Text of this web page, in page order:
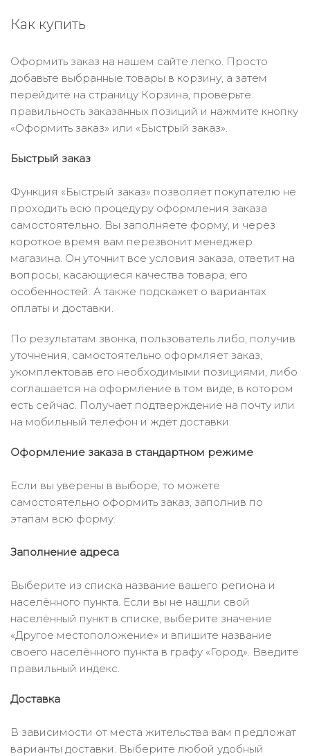
Как купить
Оформить заказ на нашем сайте легко. Просто
добавьте выбранные товары в корзину, а затем
перейдите на страницу Корзина, проверьте
правильность заказанных позиций и нажмите кнопку
«Оформить заказ» или «Быстрый заказ».
Быстрый заказ
Функция «Быстрый заказ» позволяет покупателю не
проходить всю процедуру оформления заказа
самостоятельно. Вы заполняете форму, и через
короткое время вам перезвонит менеджер
магазина. Он уточнит все условия заказа, ответит на
вопросы, касающиеся качества товара, его
особенностей. А также подскажет о вариантах
оплаты и доставки.
По результатам звонка, пользователь либо, получив
уточнения, самостоятельно оформляет заказ,
укомплектовав его необходимыми позициями, либо
соглашается на оформление в том виде, в котором
есть сейчас. Получает подтверждение на почту или
на мобильный телефон и ждёт доставки.
Оформление заказа в стандартном режиме
Если вы уверены в выборе, то можете
самостоятельно оформить заказ, заполнив по
этапам всю форму.
Заполнение адреса
Выберите из списка название вашего региона и
населённого пункта. Если вы не нашли свой
населённый пункт в списке, выберите значение
«Другое местоположение» и впишите название
своего населённого пункта в графу «Город». Введите
правильный индекс.
Доставка
В зависимости от места жительства вам предложат
варианты доставки. Выберите любой удобный